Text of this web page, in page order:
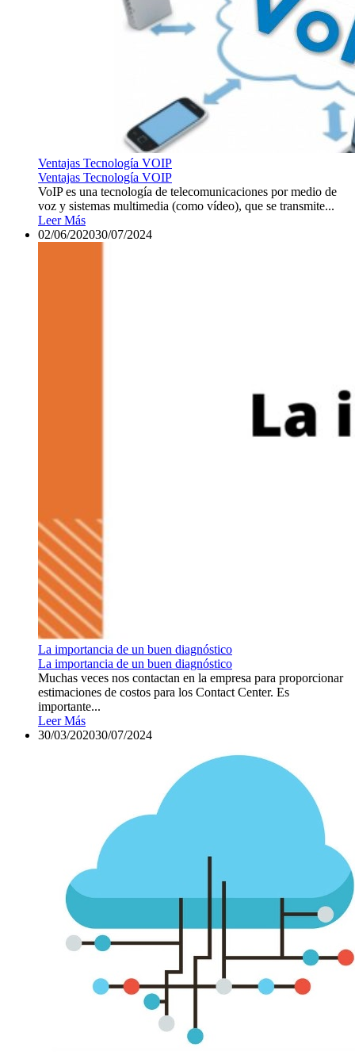
Ventajas Tecnología VOIP
Ventajas Tecnología VOIP
VoIP es una tecnología de telecomunicaciones por medio de
voz y sistemas multimedia (como vídeo), que se transmite...
Leer Más
02/06/202030/07/2024
La importancia de un buen diagnóstico
La importancia de un buen diagnóstico
Muchas veces nos contactan en la empresa para proporcionar
estimaciones de costos para los Contact Center. Es
importante...
Leer Más
30/03/202030/07/2024